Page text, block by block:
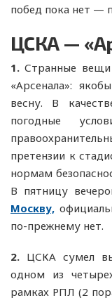
побед пока нет —
ЦСКА —
1.Странные
«Арсенала»:
весну. В
погодные
претензии к
нормам
В пятницу
Москву,
по-прежнему нет.
2. ЦСКА сумел
одном из
рамках РПЛ (2